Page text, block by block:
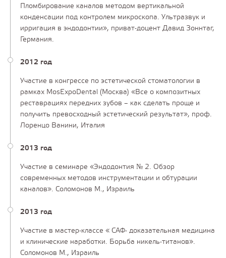
Пломбирование каналов методом вертикальной
конденсации под контролем микроскопа. Ультразвук и
ирригация в эндодонтии», приват-доцент Давид Зоннтаг,
Германия.
2012 год
Участие в конгрессе по эстетической стоматологии в
рамках MosExpoDental (Москва) «Все о композитных
реставрациях передних зубов – как сделать проще и
получить превосходный эстетический результат», проф.
Лоренцо Ванини, Италия
2013 год
Участие в семинаре «Эндодонтия № 2. Обзор
современных методов инструментации и обтурации
каналов». Соломонов М., Израиль
2013 год
Участие в мастер-классе « САФ- доказательная медицина
и клинические наработки. Борьба никель-титанов».
Соломонов М., Израиль